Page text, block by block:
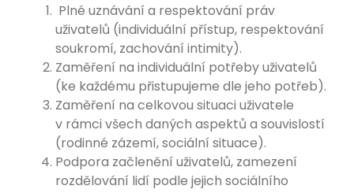
Plné uznávání a respektování práv
uživatelů (individuální přístup, respektování
soukromí, zachování intimity).
Zaměření na individuální potřeby uživatelů
(ke každému přistupujeme dle jeho potřeb).
Zaměření na celkovou situaci uživatele
v rámci všech daných aspektů a souvislostí
(rodinné zázemí, sociální situace).
Podpora začlenění uživatelů, zamezení
rozdělování lidí podle jejich sociálního